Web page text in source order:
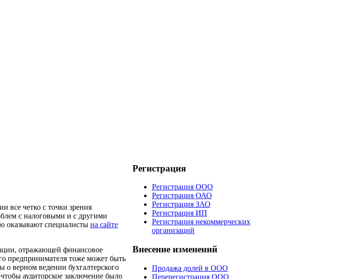
все четко с точки зрения
с налоговыми и с другими
оказывают специалисты на сайте
отражающей финансовое
предпринимателя тоже может быть
о верном ведении бухгалтерского
аудиторское заключение было
Регистрация
Регистрация ООО
Регистрация ОАО
Регистрация ЗАО
Регистрация ИП
Регистрация некоммерческих
организаций
Внесениеизменений
Продажа долей в ООО
Перерегистрация ООО